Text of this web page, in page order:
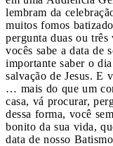
lembram da
muitos fomos
pergunta duas ou três
vocês sabe a data de
importante saber o
salvação de Jesus. E
… mais do que um
casa, vá procurar,
dessa forma, você
bonito da sua vida,
data de nosso